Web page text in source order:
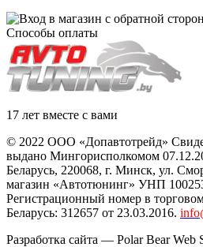
Способы оплаты
17 лет вместе с вами
© 2022 ООО «Допавтотрейд»
выдано Мингорисполкомом
Беларусь, 220068, г. Минск, ул.
магазин «Автотюнинг» УНП
Регистрационный номер в
Беларусь: 312657 от 23.03.2016.
Разработка сайта — Polar Bear Web